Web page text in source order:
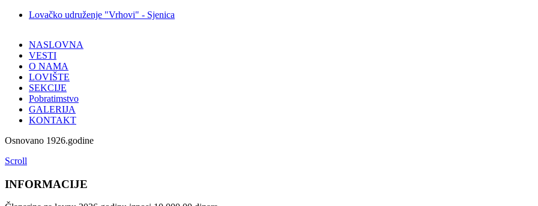
Lovačko udruženje "Vrhovi" - Sjenica
NASLOVNA
VESTI
O NAMA
LOVIŠTE
SEKCIJE
Pobratimstvo
GALERIJA
KONTAKT
Osnovano 1926.godine
Scroll
INFORMACIJE